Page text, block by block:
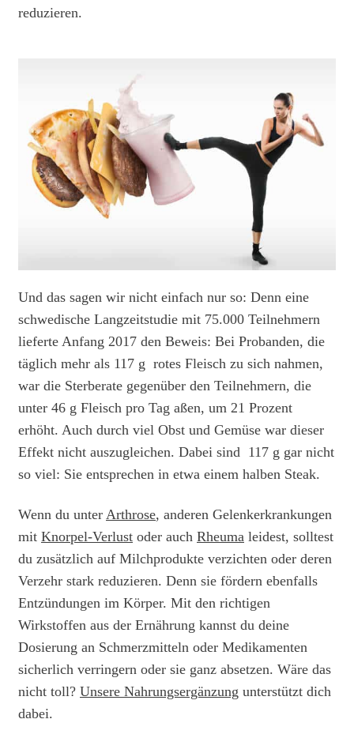
reduzieren.
Und das sagen wir nicht einfach nur so: Denn eine
schwedische Langzeitstudie mit 75.000 Teilnehmern
lieferte Anfang 2017 den Beweis: Bei Probanden, die
täglich mehr als 117 g rotes Fleisch zu sich nahmen,
war die Sterberate gegenüber den Teilnehmern, die
unter 46 g Fleisch pro Tag aßen, um 21 Prozent
erhöht. Auch durch viel Obst und Gemüse war dieser
Effekt nicht auszugleichen. Dabei sind 117 g gar nicht
so viel: Sie entsprechen in etwa einem halben Steak.
Wenn du unter Arthrose, anderen Gelenkerkrankungen
mit Knorpel-Verlust oder auch Rheuma leidest, solltest
du zusätzlich auf Milchprodukte verzichten oder deren
Verzehr stark reduzieren. Denn sie fördern ebenfalls
Entzündungen im Körper. Mit den richtigen
Wirkstoffen aus der Ernährung kannst du deine
Dosierung an Schmerzmitteln oder Medikamenten
sicherlich verringern oder sie ganz absetzen. Wäre das
nicht toll? Unsere Nahrungsergänzung unterstützt dich
dabei.